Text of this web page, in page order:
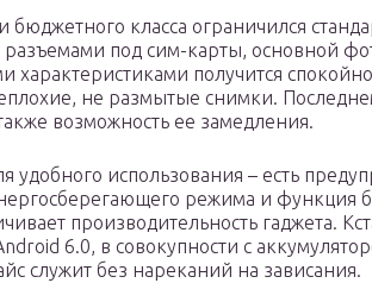
бюджетного класса ограничился
под сим-карты, основной
получится
не размытые снимки.
возможность ее замедления.
удобного использования – есть
режима и функция
производительность гаджета.
6.0, в совокупности с
служит без нареканий на зависания.